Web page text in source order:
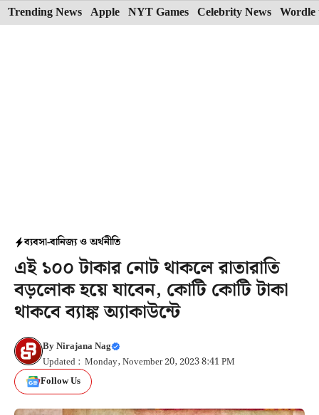
Skip
to
Trending News Apple NYT Games Celebrity News Wordle
ব্যবসা-বানিজ্য ও অর্থনীতি
এই ১০০ টাকার নোট থাকলে রাতারাতি
বড়লোক হয়ে যাবেন, কোটি কোটি টাকা
থাকবে ব্যাঙ্ক অ্যাকাউন্টে
ByNirajana Nag
Updated : Monday, November 20, 2023 8:41 PM
Follow Us